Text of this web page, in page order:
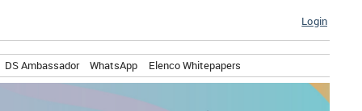
Login
DS Ambassador WhatsApp Elenco Whitepapers